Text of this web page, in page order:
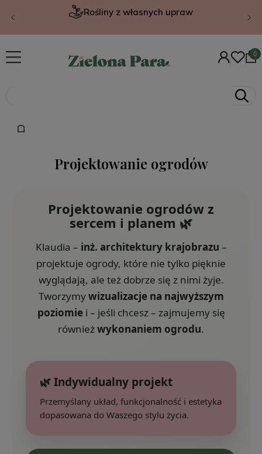
Rośliny z własnych upraw
Projektowanie ogrodów
Projektowanie ogrodów z
sercem i planem 🌿
Klaudia – inż. architektury krajobrazu –
projektuje ogrody, które nie tylko pięknie
wyglądają, ale też dobrze się z nimi żyje.
Tworzymywizualizacje na najwyższym
poziomiei – jeśli chcesz – zajmujemy się
równieżwykonaniem ogrodu.
🌿 Indywidualny projekt
Przemyślany układ, funkcjonalność i estetyka
dopasowana do Waszego stylu życia.